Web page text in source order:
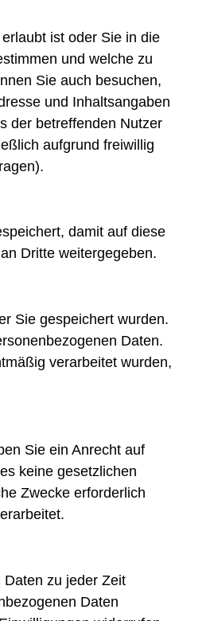
ist oder Sie in die
und welche zu
Sie auch besuchen,
und Inhaltsangaben
der betreffenden Nutzer
aufgrund freiwillig
damit auf diese
Dritte weitergegeben.
Sie gespeichert wurden.
Daten.
verarbeitet wurden,
Sie ein Anrecht auf
keine gesetzlichen
Zwecke erforderlich
zu jeder Zeit
Daten